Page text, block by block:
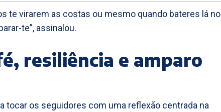
te virarem as costas ou mesmo quando bateres lá no
te”, assinalou.
resiliência e amparo
tocar os seguidores com uma reflexão centrada na